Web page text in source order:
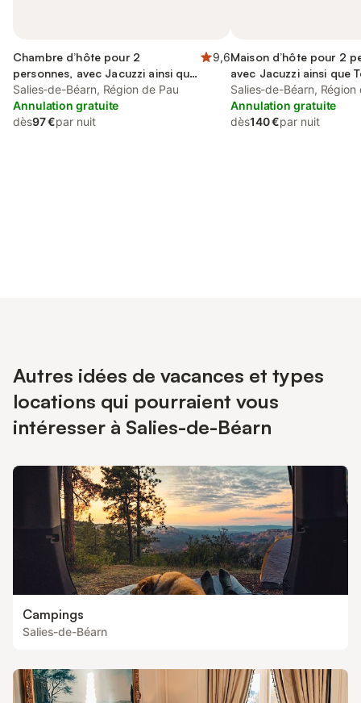
Chambre d’hôte pour 2
personnes, avec Jacuzzi ainsi que
Terrasse et Sauna
9,6
Salies-de-Béarn, Région de Pau
Annulation gratuite
dès97 €par nuit
Maison d’hôte pour 2
avec Jacuzzi ainsi que
Jardin
Salies-de-Béarn, Région
Annulation gratuite
dès140 €par nuit
Autres idées de vacances et types
locations qui pourraient vous
intéresser à Salies-de-Béarn
Campings
Salies-de-Béarn